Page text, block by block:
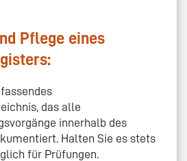
Pflege eines
das alle
innerhalb des
Halten Sie es stets
für Prüfungen.